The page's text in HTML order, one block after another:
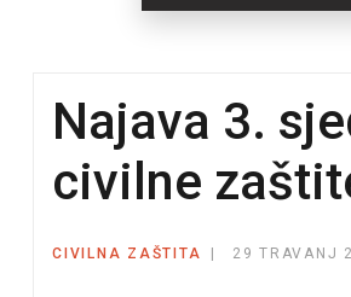
Najava 3.
civilne
CIVILNA ZAŠTITA 29 TRAVANJ